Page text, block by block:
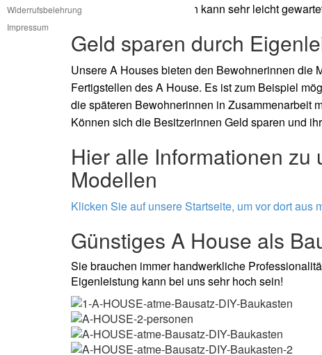
Widerrufsbelehrung
Impressum
technische Einheit jedoch kann sehr leicht
Geld sparen durch
Unsere A Houses bieten den Bewohnerinnen die
Fertigstellen des A House. Es ist zum Beispiel
die späteren Bewohnerinnen in Zusammenarbeit
Können sich die Besitzerinnen Geld sparen und
Hier alle Informationen
Modellen
Klicken Sie auf unsere Startseite, um vor dort aus
Günstiges A House als
Sie brauchen immer handwerkliche
Eigenleistung kann bei uns sehr hoch sein!